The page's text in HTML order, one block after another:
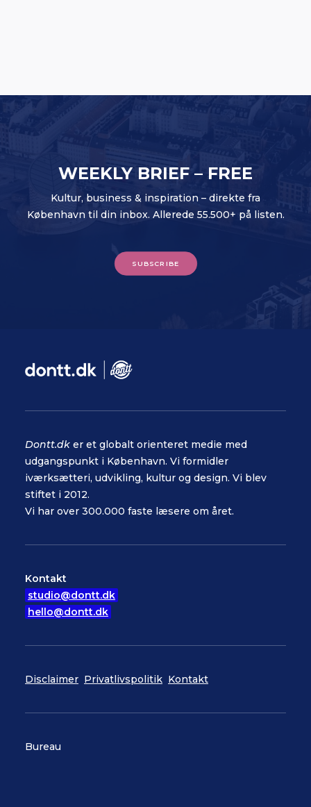
WEEKLY BRIEF – FREE
Kultur, business & inspiration – direkte fra
København til din inbox. Allerede 55.500+ på listen.
SUBSCRIBE
Dontt.dk er et globalt orienteret medie med
udgangspunkt i København. Vi formidler
iværksætteri, udvikling, kultur og design. Vi blev
stiftet i 2012.
Vi har over 300.000 faste læsere om året.
Kontakt
studio@dontt.dk
hello@dontt.dk
Disclaimer Privatlivspolitik Kontakt
Bureau